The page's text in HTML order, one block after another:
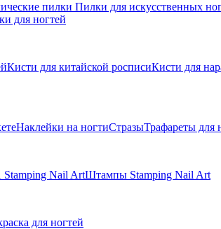
пилки Пилки для искусственных
для ногтей
Кисти для китайской росписиКисти для
Наклейки на ногтиСтразыТрафареты для
Nail ArtШтампы Stamping Nail Art
для ногтей